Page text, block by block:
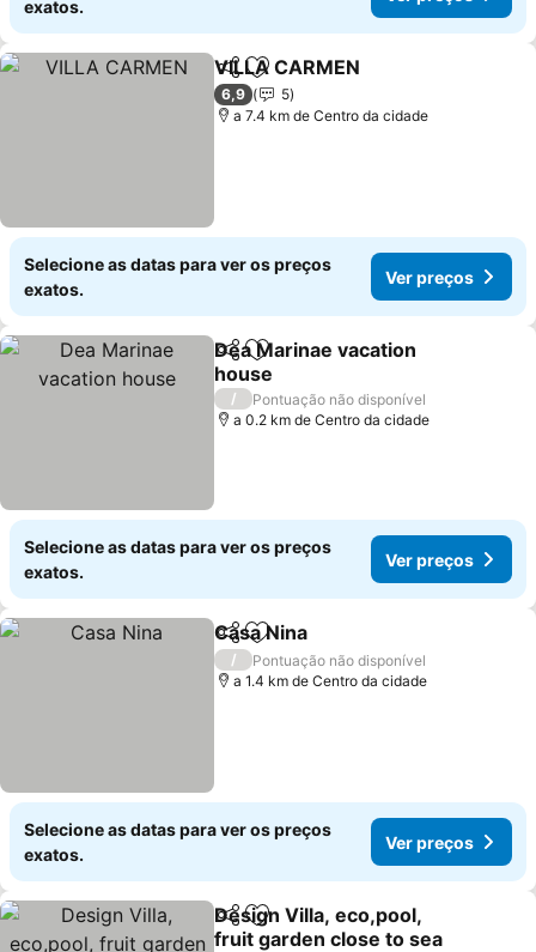
exatos.
PartilharAdicionar aos favoritos
VILLA CARMEN
6,9
5
a 7.4 km de Centro da cidade
Selecione as datas para ver os preços
exatos.
Ver preços
PartilharAdicionar aos favoritos
Dea Marinae vacation
house
/
Pontuação não disponível
a 0.2 km de Centro da cidade
Selecione as datas para ver os preços
exatos.
Ver preços
PartilharAdicionar aos favoritos
Casa Nina
/
Pontuação não disponível
a 1.4 km de Centro da cidade
Selecione as datas para ver os preços
exatos.
Ver preços
PartilharAdicionar aos favoritos
Design Villa, eco,pool,
fruit garden close to sea